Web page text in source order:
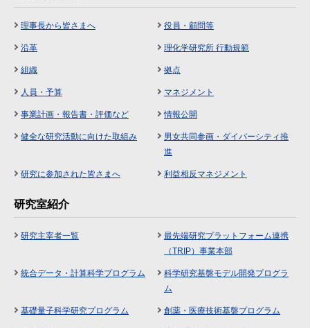
理事長から皆さまへ 役員・顧問等
沿革 理化学研究所 行動規範
組織 拠点
人員・予算 マネジメント
事業計画・報告書・評価など 情報公開
健全な研究活動に向けた取組み
男女共同参画・ダイバーシティ推
進
研究に参加された皆さまへ 利益相反マネジメント
研究室紹介
研究主宰者一覧
最先端研究プラットフォーム連携
（TRIP）事業本部
統合データ・計算科学プログラム
科学研究基盤モデル開発プログラ
ム
基礎量子科学研究プログラム 創薬・医療技術基盤プログラム